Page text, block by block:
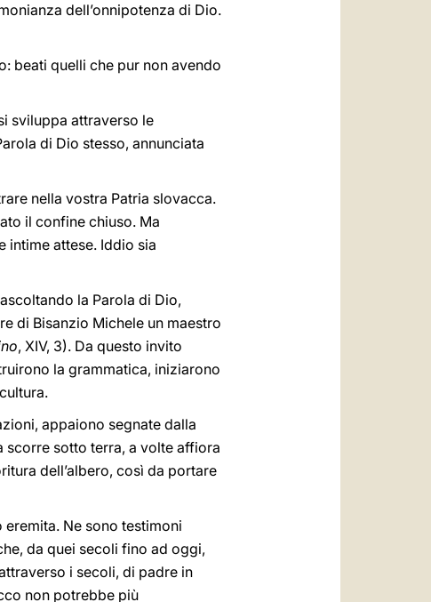
dell’onnipotenza di Dio.
beati quelli che pur non avendo
sviluppa attraverso le
di Dio stesso, annunciata
nella vostra Patria slovacca.
il confine chiuso. Ma
intime attese. Iddio sia
la Parola di Dio,
di Bisanzio Michele un maestro
, XIV, 3). Da questo invito
la grammatica, iniziarono
appaiono segnate dalla
scorre sotto terra, a volte affiora
dell’albero, così da portare
Ne sono testimoni
da quei secoli fino ad oggi,
i secoli, di padre in
non potrebbe più